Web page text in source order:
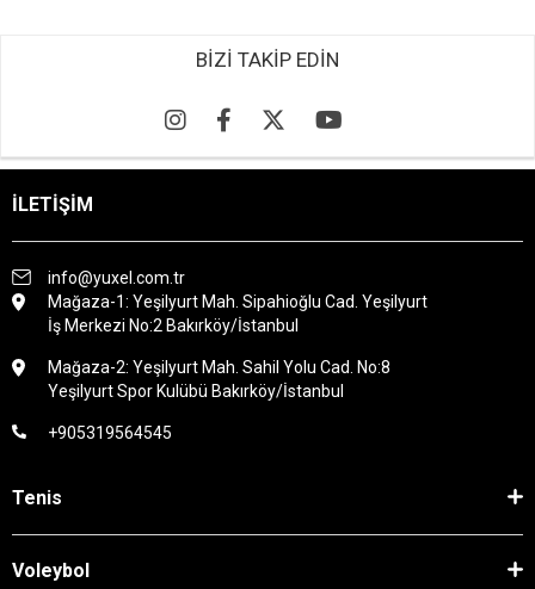
BİZİ TAKİP EDİN
İLETİŞİM
info@yuxel.com.tr
Mağaza-1: Yeşilyurt Mah. Sipahioğlu Cad. Yeşilyurt
İş Merkezi No:2 Bakırköy/İstanbul
Mağaza-2: Yeşilyurt Mah. Sahil Yolu Cad. No:8
Yeşilyurt Spor Kulübü Bakırköy/İstanbul
+905319564545
Tenis
Voleybol